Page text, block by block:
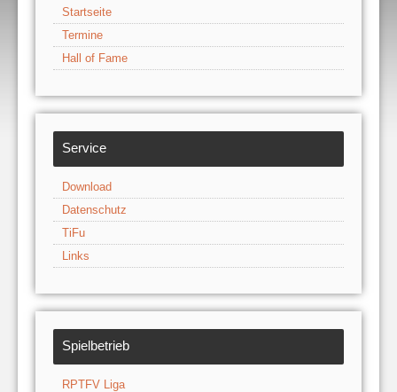
Startseite
Termine
Hall of Fame
Service
Download
Datenschutz
TiFu
Links
Spielbetrieb
RPTFV Liga